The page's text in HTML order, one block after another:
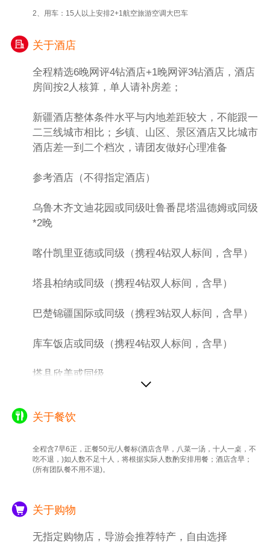
2、用车：15人以上安排2+1航空旅游空调大巴车
关于酒店
全程精选6晚网评4钻酒店+1晚网评3钻酒店，酒店
房间按2人核算，单人请补房差；
新疆酒店整体条件水平与内地差距较大，不能跟一
二三线城市相比；乡镇、山区、景区酒店又比城市
酒店差一到二个档次，请团友做好心理准备
参考酒店（不得指定酒店）
乌鲁木齐文迪花园或同级吐鲁番昆塔温德姆或同级
*2晚
喀什凯里亚德或同级（携程4钻双人标间，含早）
塔县柏纳或同级（携程4钻双人标间，含早）
巴楚锦疆国际或同级（携程3钻双人标间，含早）
库车饭店或同级（携程4钻双人标间，含早）
塔县欣美或同级
关于餐饮
全程含7早6正，正餐50元/人餐标(酒店含早，八菜一汤，十人一桌，不
吃不退，)如人数不足十人，将根据实际人数酌安排用餐；酒店含早；
(所有团队餐不用不退)。
关于购物
无指定购物店，导游会推荐特产，自由选择